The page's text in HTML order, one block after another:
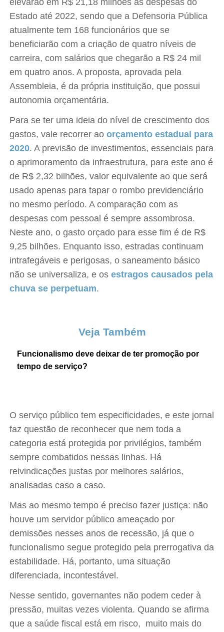
elevarão em R$ 21,18 milhões as despesas do
Estado até 2022, sendo que a Defensoria Pública
atualmente tem 168 funcionários que se
beneficiarão com a criação de quatro níveis de
carreira, com salários que chegarão a R$ 24 mil
em quatro anos. A proposta, aprovada pela
Assembleia, é da própria instituição, que possui
autonomia orçamentária.
Para se ter uma ideia do nível de crescimento dos
gastos, vale recorrer aoorçamento estadual para
2020. A previsão de investimentos, essenciais para
o aprimoramento da infraestrutura, para este ano é
de R$ 2,32 bilhões, valor equivalente ao que será
usado apenas para tapar o rombo previdenciário
no mesmo período. A comparação com as
despesas com pessoal é sempre assombrosa.
Neste ano, o gasto orçado para esse fim é de R$
9,25 bilhões. Enquanto isso, estradas continuam
intrafegáveis e perigosas, o saneamento básico
não se universaliza, e os estragos causados pela
chuva se perpetuam.
Veja Também
Funcionalismo deve deixar de ter promoção por
tempo de serviço?
O serviço público tem especificidades, e este jornal
faz questão de reconhecer que nem toda a
categoria está protegida por privilégios, também
sempre combatidos nessas linhas. Há
reivindicações justas por melhores salários,
analisadas caso a caso.
Mas ao mesmo tempo é preciso fazer justiça: não
houve um servidor público ameaçado por
demissões nesses anos de recessão, já que o
funcionalismo segue protegido pela prerrogativa da
estabilidade. Há, portanto, uma situação
diferenciada, incontestável.
Nesse sentido, governantes não podem ceder à
pressão, muitas vezes violenta. Quando se afirma
que a saúde fiscal está em risco, muito mais do